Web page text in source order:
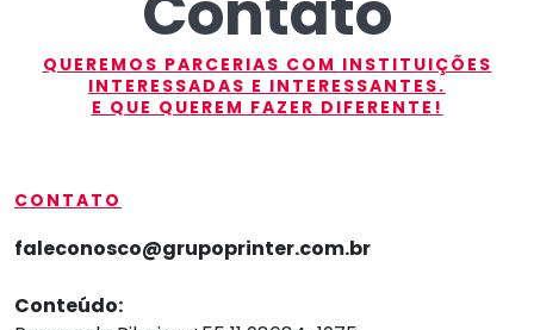
QUEREMOS PARCERIAS COM INSTITUIÇÕES
INTERESSADAS E INTERESSANTES.
E QUE QUEREM FAZER DIFERENTE!
CONTATO
faleconosco@grupoprinter.com.br
Conteúdo: